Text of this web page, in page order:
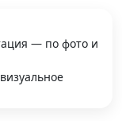
— по фото и